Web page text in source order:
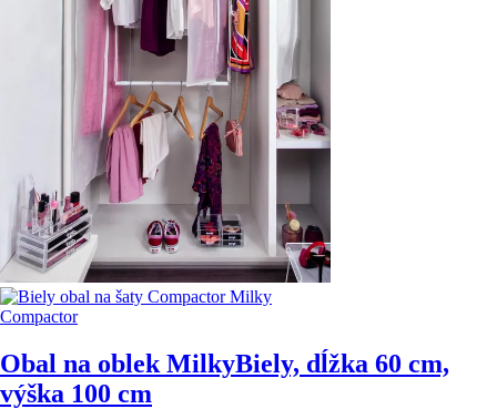
Compactor
Obal na oblek MilkyBiely, dĺžka 60 cm,
výška 100 cm